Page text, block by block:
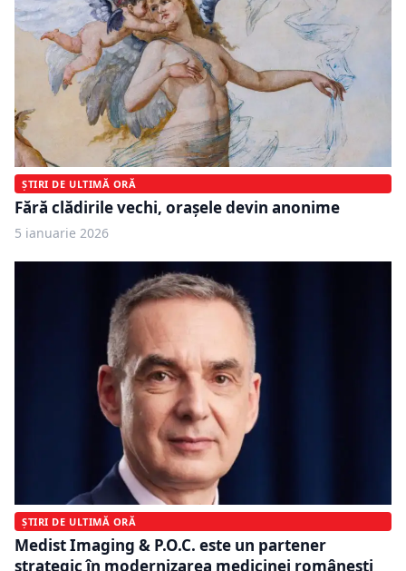
ȘTIRI DE ULTIMĂ ORĂ
Fără clădirile vechi, orașele devin anonime
5 ianuarie 2026
ȘTIRI DE ULTIMĂ ORĂ
Medist Imaging & P.O.C. este un partener
strategic în modernizarea medicinei românești